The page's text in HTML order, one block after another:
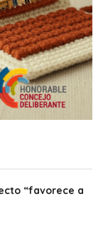
“favorece a